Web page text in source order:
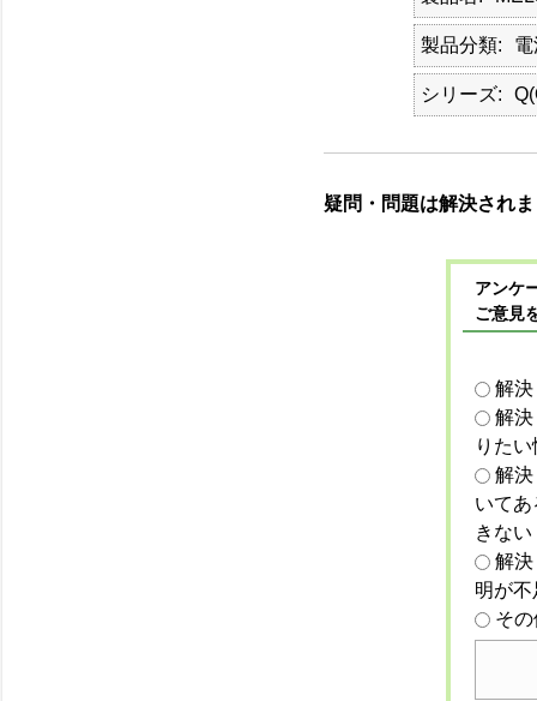
製品分類
シリーズ
疑問・問題は解決され
アンケ
ご意見
解
解
りた
解
いて
きない
解
明が
そ